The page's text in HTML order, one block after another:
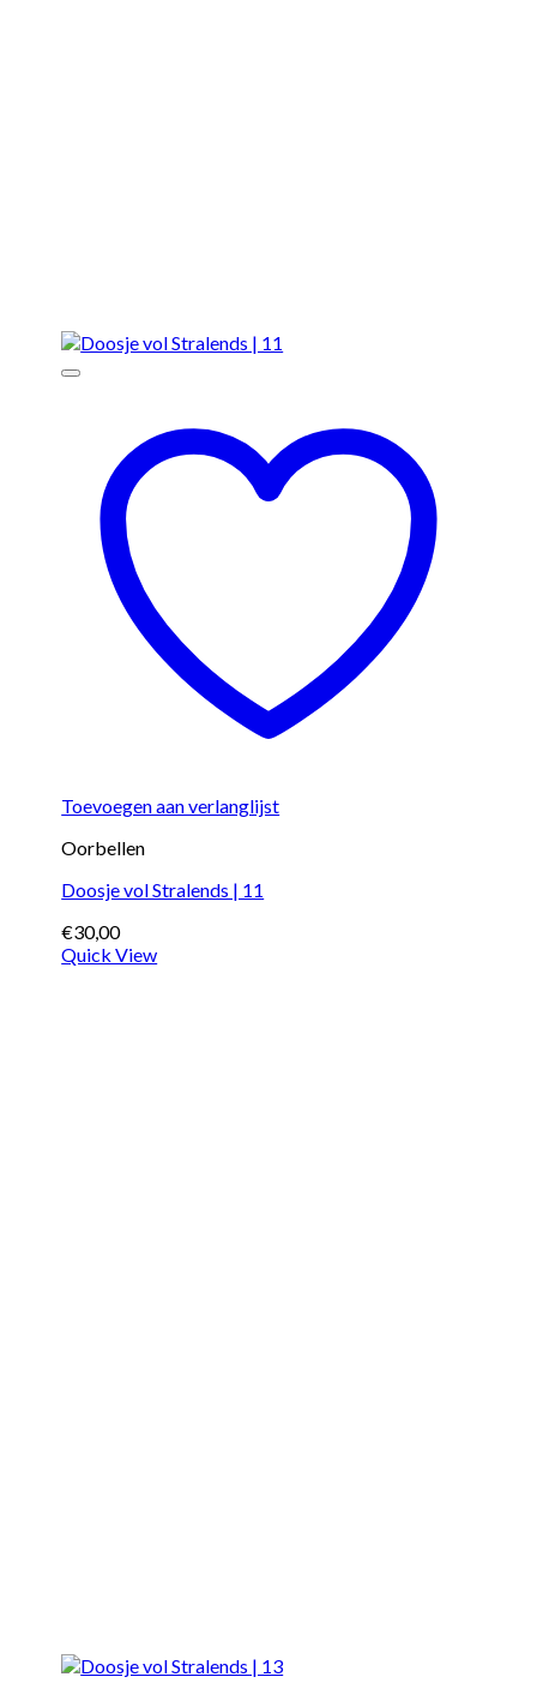
Toevoegen aan verlanglijst
Oorbellen
Doosje vol Stralends | 11
€30,00
Quick View